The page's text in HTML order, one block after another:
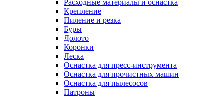
Расходные материалы и оснастка
Крепление
Пиление и резка
Буры
Долото
Коронки
Леска
Оснастка для пресс-инструмента
Оснастка для прочистных машин
Оснастка для пылесосов
Патроны